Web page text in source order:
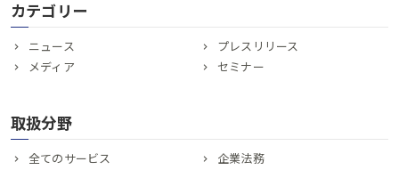
カテゴリー
ニュース
プレスリリース
メディア
セミナー
取扱分野
全てのサービス
企業法務